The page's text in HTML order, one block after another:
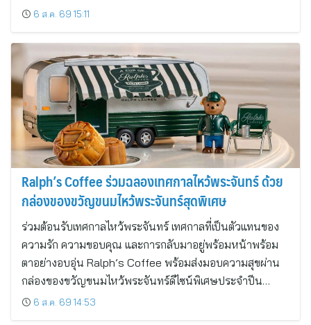
6 ส.ค. 69 15:11
Ralph’s Coffee ร่วมฉลองเทศกาลไหว้พระจันทร์ ด้วย
กล่องของขวัญขนมไหว้พระจันทร์สุดพิเศษ
ร่วมต้อนรับเทศกาลไหว้พระจันทร์ เทศกาลที่เป็นตัวแทนของ
ความรัก ความขอบคุณ และการกลับมาอยู่พร้อมหน้าพร้อม
ตาอย่างอบอุ่น Ralph’s Coffee พร้อมส่งมอบความสุขผ่าน
กล่องของขวัญขนมไหว้พระจันทร์ดีไซน์พิเศษประจำปีน…
6 ส.ค. 69 14:53